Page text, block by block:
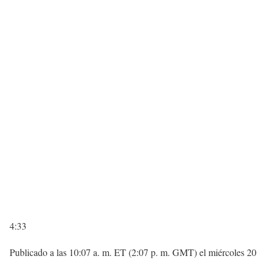
4:33
Publicado a las 10:07 a. m. ET (2:07 p. m. GMT) el miércoles 20